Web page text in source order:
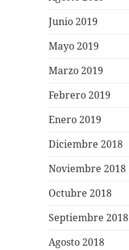
Junio 2019
Mayo 2019
Marzo 2019
Febrero 2019
Enero 2019
Diciembre 2018
Noviembre 2018
Octubre 2018
Septiembre 2018
Agosto 2018